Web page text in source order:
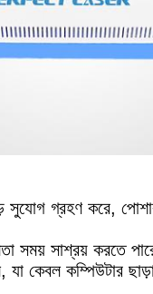
সুযোগ গ্রহণ করে,
সময় সাশ্রয় করতে
কেবল কম্পিউটার